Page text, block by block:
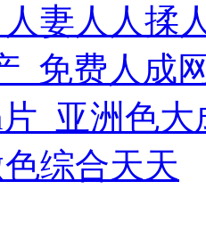
妻人人揉
_免费人成
_亚洲色
综合天天